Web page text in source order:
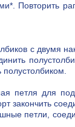
Повторить
с двумя
петля для
закончить
петли,